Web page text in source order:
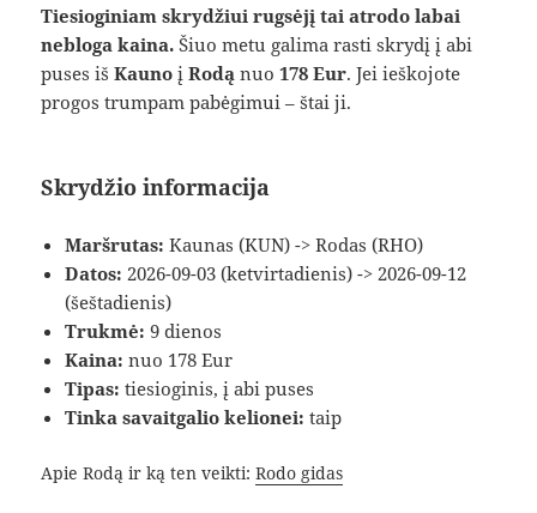
Tiesioginiam skrydžiui rugsėjį tai atrodo labai
nebloga kaina. Šiuo metu galima rasti skrydį į abi
puses išKauno įRodą nuo178 Eur. Jei ieškojote
progos trumpam pabėgimui – štai ji.
Skrydžio informacija
Maršrutas: Kaunas (KUN) -> Rodas (RHO)
Datos: 2026-09-03 (ketvirtadienis) -> 2026-09-12
(šeštadienis)
Trukmė: 9 dienos
Kaina: nuo 178 Eur
Tipas: tiesioginis, į abi puses
Tinka savaitgalio kelionei: taip
Apie Rodą ir ką ten veikti:Rodo gidas